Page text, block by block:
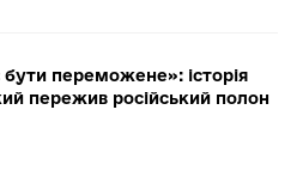
переможене»: історія
пережив російський полон